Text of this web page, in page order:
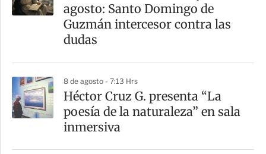
r
t
agosto: Santo Domingo de
Guzmán intercesor contra las
dudas
8 de agosto - 7:13 Hrs
Héctor Cruz G. presenta “La
poesía de la naturaleza” en sala
inmersiva